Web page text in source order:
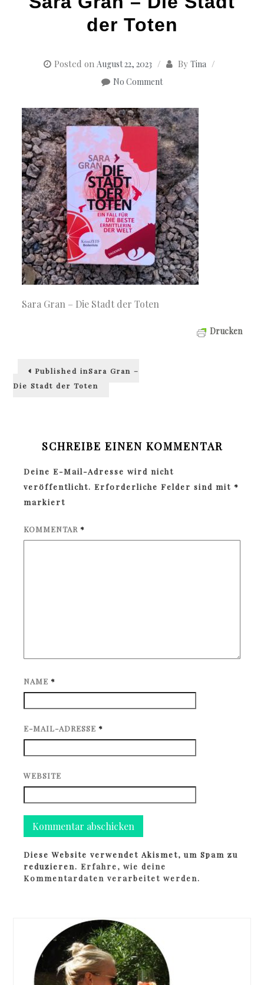
der Toten
Posted on August 22, 2023 By Tina
No Comment
Sara Gran – Die Stadt der Toten
Drucken
Beitragsnavigation
Published inSara Gran –
Die Stadt der Toten
SCHREIBE EINEN KOMMENTAR
Deine E-Mail-Adresse wird nicht
veröffentlicht. Erforderliche Felder sind mit *
markiert
KOMMENTAR *
NAME *
E-MAIL-ADRESSE *
WEBSITE
Diese Website verwendet Akismet, um Spam zu
reduzieren.Erfahre, wie deine
Kommentardaten verarbeitet werden.